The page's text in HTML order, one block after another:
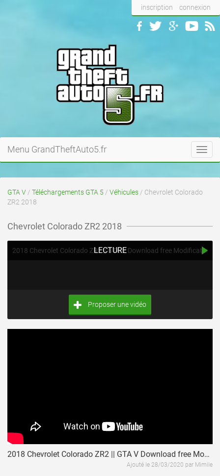
inscription connexion
Menu GrandTheftAuto5.fr
GTA V / Téléchargements GTA 5 / Véhicules / Chevrolet Colorado
ZR2 2018
Chevrolet Colorado ZR2 2018
2018 Chevrolet Colorado ZR2 || GTA V Download free Modifications / Mod Review
LECTURE
Proposer une vidéo
2018 Chevrolet Colorado ZR2 || GTA V Download free Modifications / Mod Review
Ajouté le 28/03/2020 par Mimile